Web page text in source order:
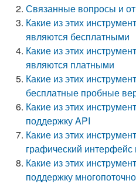
Связанные вопросы и
Какие из этих
являются бесплатными
Какие из этих
являются платными
Какие из этих
бесплатные пробные
Какие из этих
поддержку API
Какие из этих
графический интерфейс
Какие из этих
поддержку